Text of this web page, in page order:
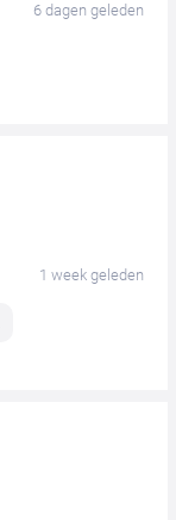
6 dagen geleden
1 week geleden